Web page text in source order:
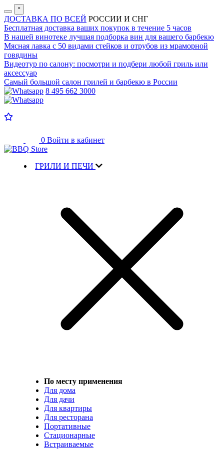
˟
ДОСТАВКА ПО ВСЕЙ РОССИИ И СНГ
Бесплатная доставка ваших покупок в течение 5 часов
В нашей винотеке лучшая подборка вин для вашего барбекю
Мясная лавка с 50 видами стейков и отрубов из мраморной
говядины
Видеотур по салону: посмотри и подбери любой гриль или
аксессуар
Самый большой салон грилей и барбекю в России
8 495 662 3000
0 Войти в кабинет
ГРИЛИ И ПЕЧИ
По месту применения
Для дома
Для дачи
Для квартиры
Для ресторана
Портативные
Стационарные
Встраиваемые